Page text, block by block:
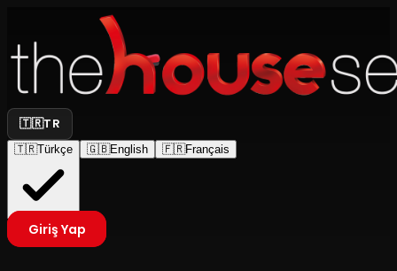
🇹🇷TR
🇹🇷Türkçe 🇬🇧English 🇫🇷Français
Giriş Yap